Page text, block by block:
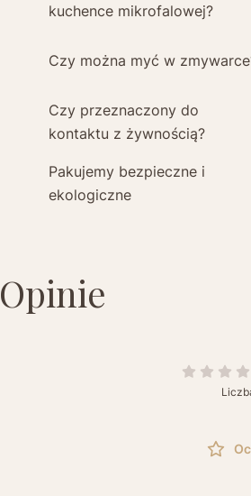
kuchence mikrofalowej?
Czy można myć w
Czy przeznaczony do
kontaktu z żywnością?
Pakujemy bezpieczne i
ekologiczne
Opinie